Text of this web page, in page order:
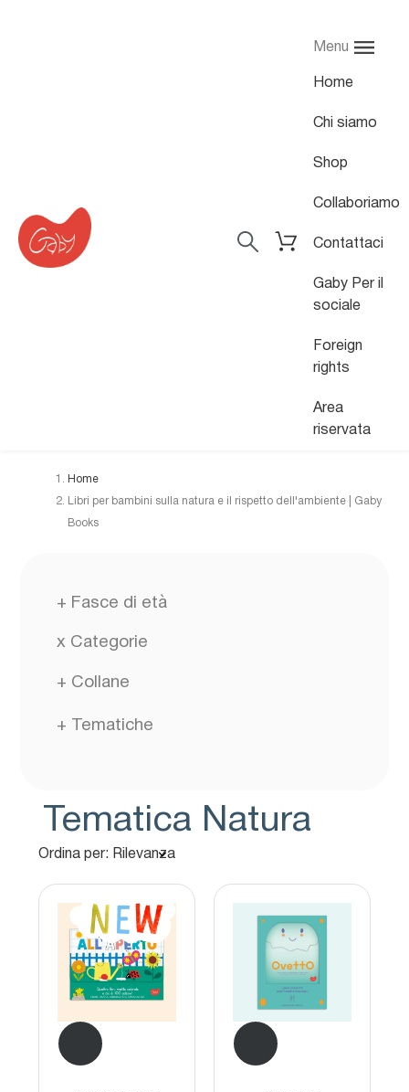
Menu
Home
Chi siamo
Shop
Collaboriamo
Contattaci
Gaby Per il
sociale
Foreign
rights
Area
riservata
Home
Libri per bambini sulla natura e il rispetto dell'ambiente | Gaby
Books
+ Fasce di età
x Categorie
+ Collane
+ Tematiche
Tematica Natura
Ordina per: Rilevanza